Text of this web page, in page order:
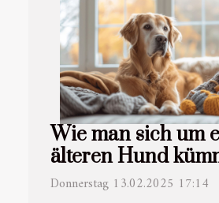
Wie man sich um
älteren Hund
Donnerstag 13.02.2025 17:14